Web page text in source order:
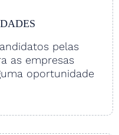
pelas
as empresas
oportunidade